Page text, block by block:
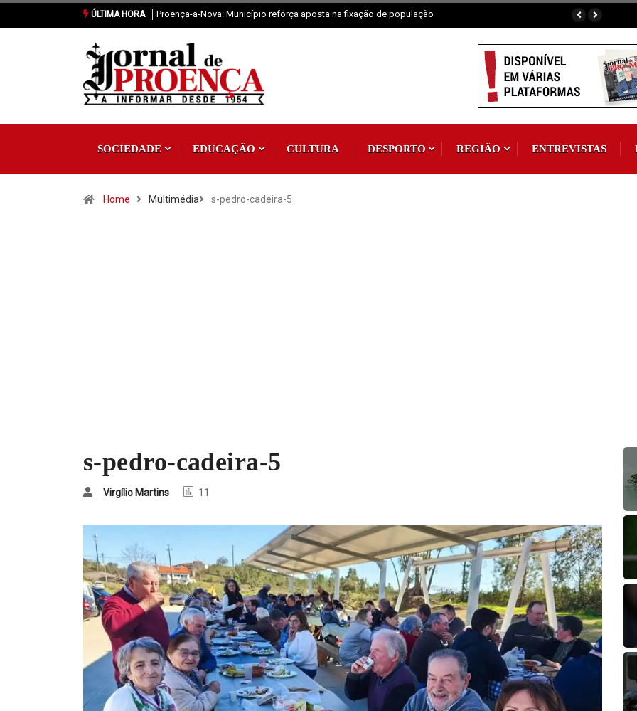
ÚLTIMA HORA Proença-a-Nova: Município reforça aposta na fixação de população Sertã: Crianças imaginam o futuro da praia fluvial
SOCIEDADE EDUCAÇÃO CULTURA DESPORTO REGIÃO ENTREVISTAS
Home Multimédia s-pedro-cadeira-5
s-pedro-cadeira-5
Virgílio Martins 11